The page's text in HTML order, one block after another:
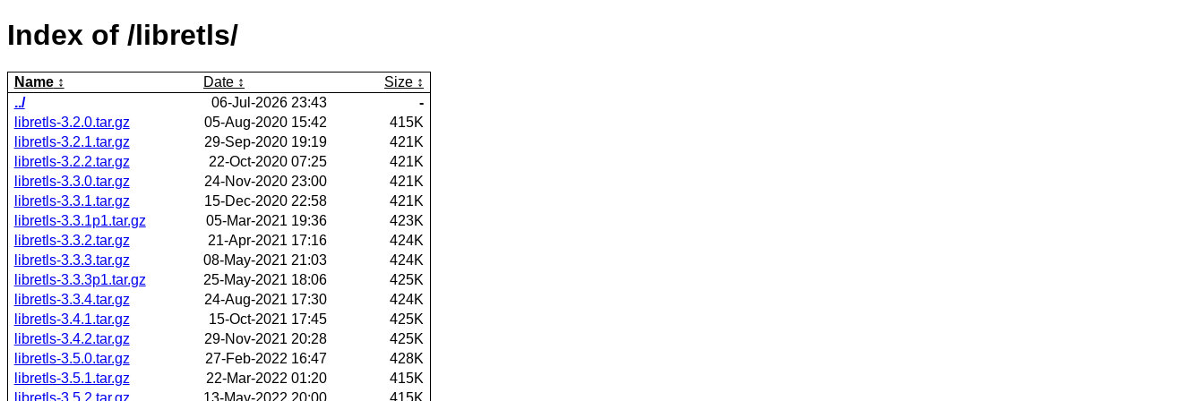
Index of /libretls/
Name Date
Size
../
06-Jul-2026 23:43
-
libretls-3.2.0.tar.gz
05-Aug-2020 15:42
415K
libretls-3.2.1.tar.gz
29-Sep-2020 19:19
421K
libretls-3.2.2.tar.gz
22-Oct-2020 07:25
421K
libretls-3.3.0.tar.gz
24-Nov-2020 23:00
421K
libretls-3.3.1.tar.gz
15-Dec-2020 22:58
421K
libretls-3.3.1p1.tar.gz
05-Mar-2021 19:36
423K
libretls-3.3.2.tar.gz
21-Apr-2021 17:16
424K
libretls-3.3.3.tar.gz
08-May-2021 21:03
424K
libretls-3.3.3p1.tar.gz
25-May-2021 18:06
425K
libretls-3.3.4.tar.gz
24-Aug-2021 17:30
424K
libretls-3.4.1.tar.gz
15-Oct-2021 17:45
425K
libretls-3.4.2.tar.gz
29-Nov-2021 20:28
425K
libretls-3.5.0.tar.gz
27-Feb-2022 16:47
428K
libretls-3.5.1.tar.gz
22-Mar-2022 01:20
415K
libretls-3.5.2.tar.gz
13-May-2022 20:00
415K